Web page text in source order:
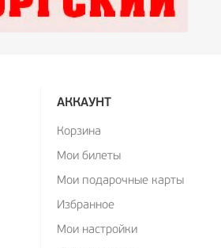
АККАУНТ
Корзина
Мои билеты
Мои подарочные карты
Избранное
Мои настройки